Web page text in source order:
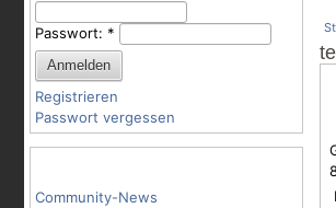
Passwort: *
Registrieren
Passwort vergessen
Community-News